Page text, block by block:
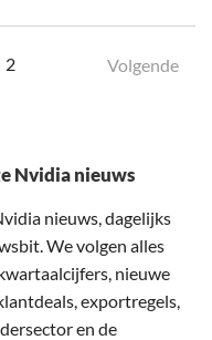
2 Volgende
Nvidia nieuws
nieuws, dagelijks
We volgen alles
nieuwe
exportregels,
en de